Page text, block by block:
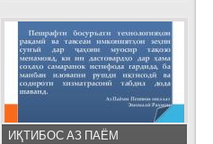
ИҚТИБОС АЗ ПАЁМ